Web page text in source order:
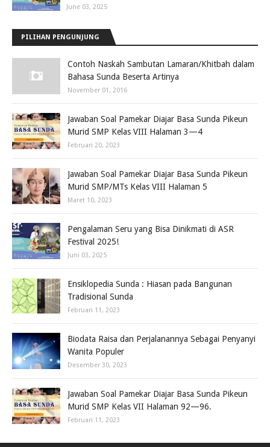
June 03, 2025
PILIHAN PENGUNJUNG
Contoh Naskah Sambutan Lamaran/Khitbah dalam
Bahasa Sunda Beserta Artinya
November 01, 2016
Jawaban Soal Pamekar Diajar Basa Sunda Pikeun
Murid SMP Kelas VIII Halaman 3—4
Februari 20, 2023
Jawaban Soal Pamekar Diajar Basa Sunda Pikeun
Murid SMP/MTs Kelas VIII Halaman 5
Maret 10, 2023
Pengalaman Seru yang Bisa Dinikmati di ASR
Festival 2025!
Juni 03, 2025
Ensiklopedia Sunda : Hiasan pada Bangunan
Tradisional Sunda
Februari 11, 2023
Biodata Raisa dan Perjalanannya Sebagai Penyanyi
Wanita Populer
Desember 30, 2023
Jawaban Soal Pamekar Diajar Basa Sunda Pikeun
Murid SMP Kelas VII Halaman 92—96.
Februari 11, 2023